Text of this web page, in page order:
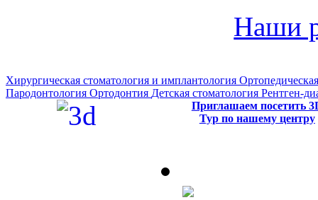
Наши
Хирургическая стоматология и имплантология
Пародонтология Ортодонтия Детская стоматология Рентген-
Приглашаем посетить
Тур по нашему центру